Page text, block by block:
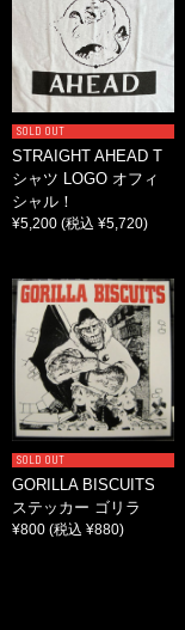
SOLD OUT
STRAIGHT AHEAD T
シャツ LOGO オフィ
シャル！
¥5,200 (税込 ¥5,720)
SOLD OUT
GORILLA BISCUITS
ステッカー ゴリラ
¥800 (税込 ¥880)